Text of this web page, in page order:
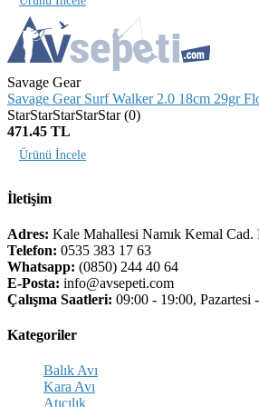
Savage Gear
Savage Gear Surf Walker 2.0 18cm 29gr
(0)
471.45 TL
Ürünü İncele
İletişim
Adres: Kale Mahallesi Namık Kemal
Telefon: 0535 383 17 63
Whatsapp: (0850) 244 40 64
E-Posta: info@avsepeti.com
Çalışma Saatleri: 09:00 - 19:00, Pazartesi
Kategoriler
Balık Avı
Kara Avı
Atıcılık